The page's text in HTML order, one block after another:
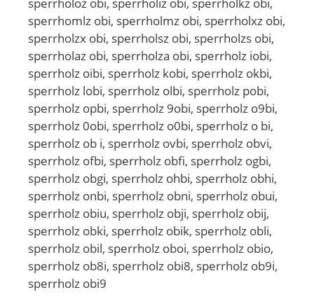
sperrhomlz obi, sperrholmz obi, sperrholxz obi,
sperrholzx obi, sperrholsz obi, sperrholzs obi,
sperrholaz obi, sperrholza obi, sperrholz iobi,
sperrholz oibi, sperrholz kobi, sperrholz okbi,
sperrholz lobi, sperrholz olbi, sperrholz pobi,
sperrholz opbi, sperrholz 9obi, sperrholz o9bi,
sperrholz 0obi, sperrholz o0bi, sperrholz o bi,
sperrholz ob i, sperrholz ovbi, sperrholz obvi,
sperrholz ofbi, sperrholz obfi, sperrholz ogbi,
sperrholz obgi, sperrholz ohbi, sperrholz obhi,
sperrholz onbi, sperrholz obni, sperrholz obui,
sperrholz obiu, sperrholz obji, sperrholz obij,
sperrholz obki, sperrholz obik, sperrholz obli,
sperrholz obil, sperrholz oboi, sperrholz obio,
sperrholz ob8i, sperrholz obi8, sperrholz ob9i,
sperrholz obi9